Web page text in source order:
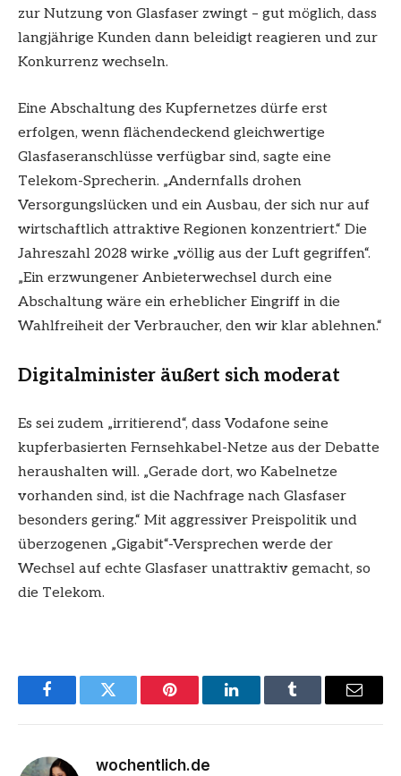
zur Nutzung von Glasfaser zwingt – gut möglich, dass
langjährige Kunden dann beleidigt reagieren und zur
Konkurrenz wechseln.
Eine Abschaltung des Kupfernetzes dürfe erst
erfolgen, wenn flächendeckend gleichwertige
Glasfaseranschlüsse verfügbar sind, sagte eine
Telekom-Sprecherin. „Andernfalls drohen
Versorgungslücken und ein Ausbau, der sich nur auf
wirtschaftlich attraktive Regionen konzentriert.“ Die
Jahreszahl 2028 wirke „völlig aus der Luft gegriffen“.
„Ein erzwungener Anbieterwechsel durch eine
Abschaltung wäre ein erheblicher Eingriff in die
Wahlfreiheit der Verbraucher, den wir klar ablehnen.“
Digitalminister äußert sich moderat
Es sei zudem „irritierend“, dass Vodafone seine
kupferbasierten Fernsehkabel-Netze aus der Debatte
heraushalten will. „Gerade dort, wo Kabelnetze
vorhanden sind, ist die Nachfrage nach Glasfaser
besonders gering.“ Mit aggressiver Preispolitik und
überzogenen „Gigabit“-Versprechen werde der
Wechsel auf echte Glasfaser unattraktiv gemacht, so
die Telekom.
FacebookTwitter Pinterest LinkedInTumblr Email
wochentlich.de